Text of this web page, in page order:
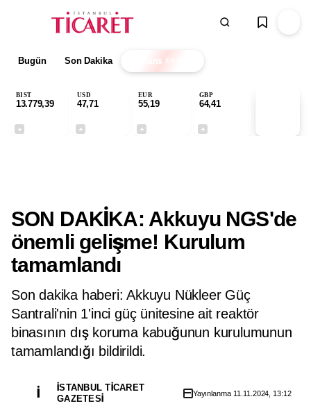
Bugün Son Dakika Finans EKSTRA
BIST
13.779,39
USD
47,71
EUR
55,19
GBP
64,41
SON DAKİKA: Akkuyu NGS'de
önemli gelişme! Kurulum
tamamlandı
Son dakika haberi: Akkuyu Nükleer Güç
Santrali'nin 1'inci güç ünitesine ait reaktör
binasının dış koruma kabuğunun kurulumunun
tamamlandığı bildirildi.
İSTANBUL TICARET
GAZETESI
Yayınlanma 11.11.2024, 13:12